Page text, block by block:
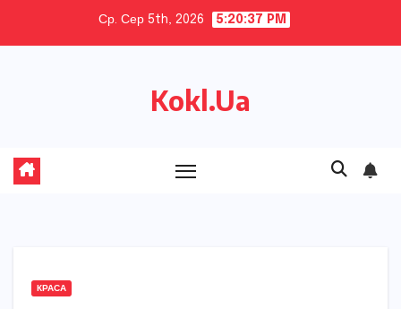
Ср. Сер 5th, 2026 5:20:38 PM
Kokl.Ua
КРАСА